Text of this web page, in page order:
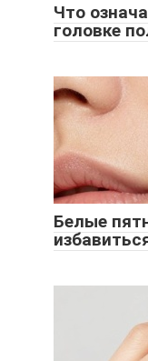
Что
головке
Белые